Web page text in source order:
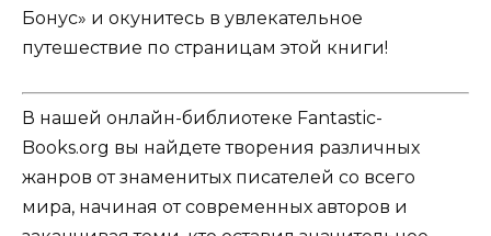
Бонус» и окунитесь в увлекательное
путешествие по страницам этой книги!
В нашей онлайн-библиотеке Fantastic-
Books.org вы найдете творения различных
жанров от знаменитых писателей со всего
мира, начиная от современных авторов и